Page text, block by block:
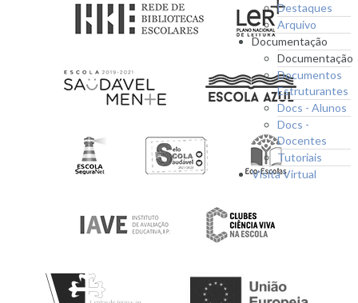
Destaques
Arquivo
Documentação
Documentação
Documentos
Estruturantes
Docs - Alunos
Docs -
Docentes
Tutoriais
Visita Virtual